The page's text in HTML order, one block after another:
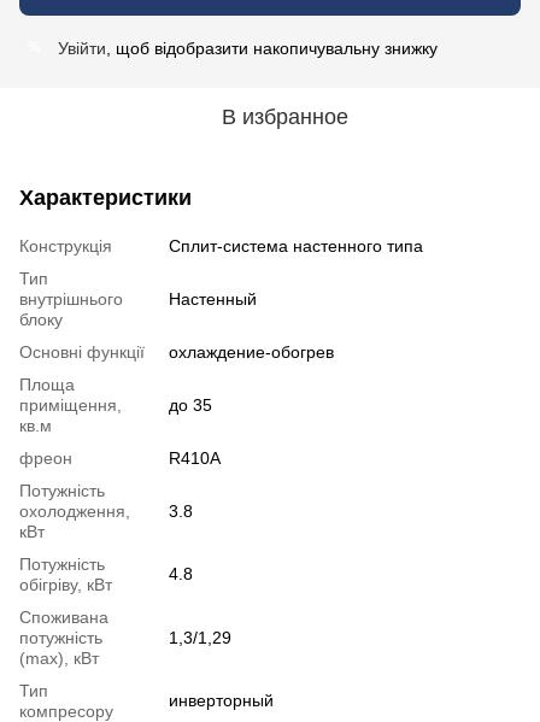
Увійти , щоб відобразити накопичувальну знижку
В избранное
Характеристики
Конструкція
Cплит-система настенного типа
Тип
внутрішнього
блоку
Настенный
Основні функції
охлаждение-обогрев
Площа
приміщення,
кв.м
до 35
фреон
R410A
Потужність
охолодження,
кВт
3.8
Потужність
обігріву, кВт
4.8
Споживана
потужність
(max), кВт
1,3/1,29
Тип
компресору
инверторный